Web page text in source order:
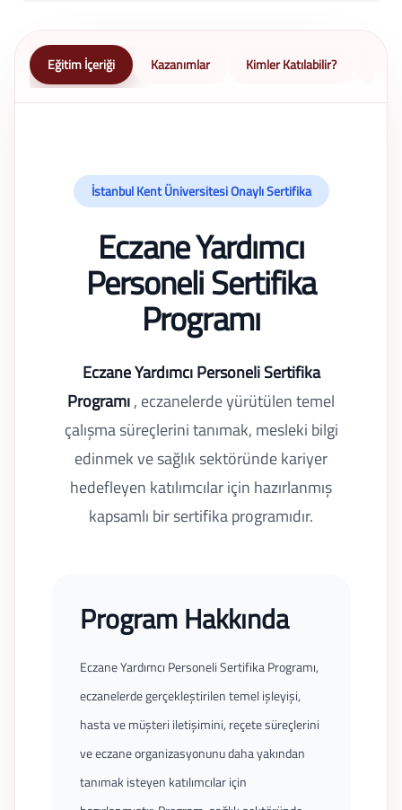
Eğitim İçeriği Kazanımlar Kimler Katılabilir?
İstanbul Kent Üniversitesi Onaylı Sertifika
Eczane Yardımcı
Personeli Sertifika
Programı
Eczane Yardımcı Personeli Sertifika
Programı, eczanelerde yürütülen temel
çalışma süreçlerini tanımak, mesleki bilgi
edinmek ve sağlık sektöründe kariyer
hedefleyen katılımcılar için hazırlanmış
kapsamlı bir sertifika programıdır.
Program Hakkında
Eczane Yardımcı Personeli Sertifika Programı,
eczanelerde gerçekleştirilen temel işleyişi,
hasta ve müşteri iletişimini, reçete süreçlerini
ve eczane organizasyonunu daha yakından
tanımak isteyen katılımcılar için